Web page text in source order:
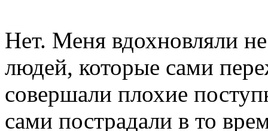
Нет. Меня вдохновляли
людей, которые сами
совершали плохие
сами пострадали в то